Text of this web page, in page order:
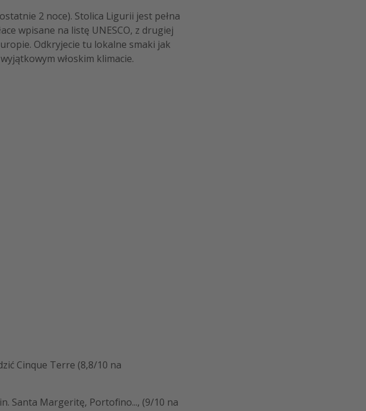
2 noce). Stolica Ligurii jest pełna
wpisane na listę UNESCO, z drugiej
Odkryjecie tu lokalne smaki jak
włoskim klimacie.
Cinque Terre (8,8/10 na
Santa Margeritę, Portofino..., (9/10 na